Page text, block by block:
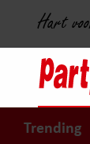
Hart
Trending
zijn